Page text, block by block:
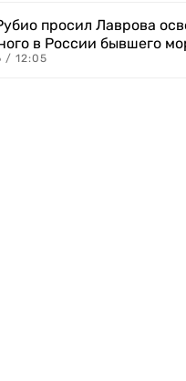
просил Лаврова
в России бывшего
/ 12:05